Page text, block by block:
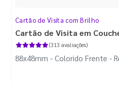
Cartão de Visita com Brilho
Cartão de Visita em
(313 avaliações)
88x48mm - Colorido Frente -